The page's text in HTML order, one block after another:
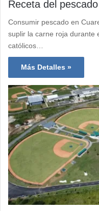
Receta del
Consumir pescado en
suplir la carne roja durante
católicos…
Más Detalles »